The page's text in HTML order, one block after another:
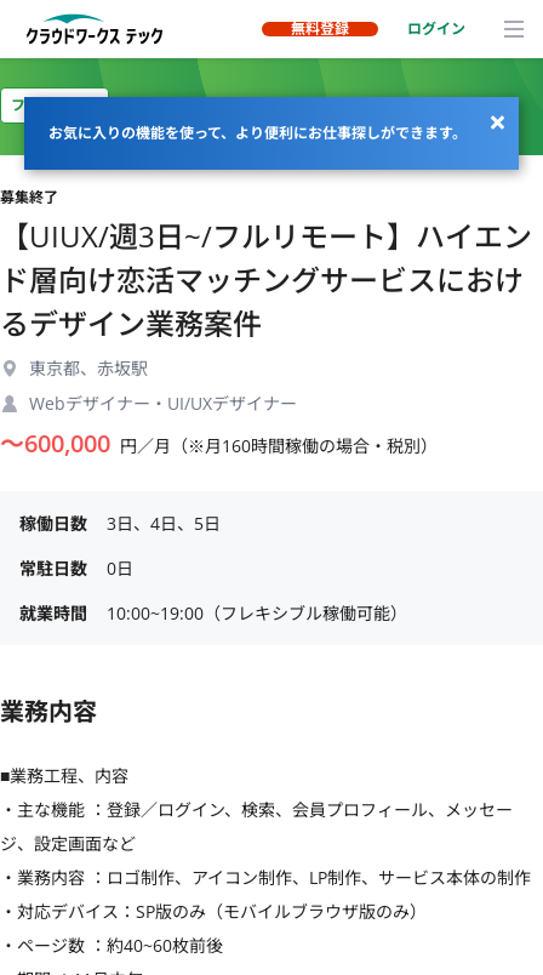
無料登録 ログイン
お気に入りの機能を使って、より便利にお仕事探しができます。
フルリモート
募集終了
【UIUX/週3日~/フルリモート】ハイエン
ド層向け恋活マッチングサービスにおけ
るデザイン業務案件
東京都、赤坂駅
Webデザイナー・UI/UXデザイナー
〜600,000 円／月（※月160時間稼働の場合・税別）
稼働日数
3日、4日、5日
常駐日数
0日
就業時間
10:00~19:00（フレキシブル稼働可能）
業務内容
■業務工程、内容
・主な機能 ：登録／ログイン、検索、会員プロフィール、メッセー
ジ、設定画面など
・業務内容 ：ロゴ制作、アイコン制作、LP制作、サービス本体の制作
・対応デバイス：SP版のみ（モバイルブラウザ版のみ）
・ページ数 ：約40~60枚前後